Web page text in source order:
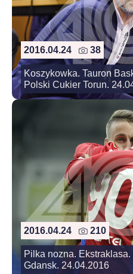
2016.04.24 38
Koszykowka. Tauron
Polski Cukier Torun.
2016.04.24 210
Pilka nozna.
Gdansk. 24.04.2016